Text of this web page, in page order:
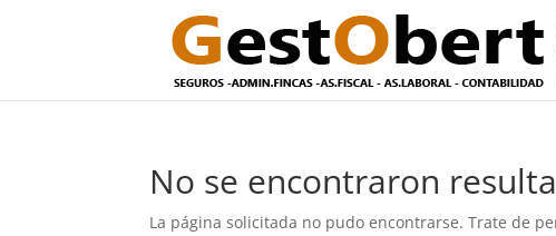
No se encontraron
La página solicitada no pudo encontrarse. Trate de